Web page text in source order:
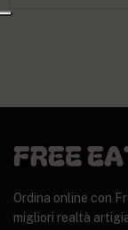
Ordina online con
migliori realtà